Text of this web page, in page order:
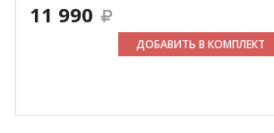
11 990
ДОБАВИТЬ В КОМПЛЕКТ